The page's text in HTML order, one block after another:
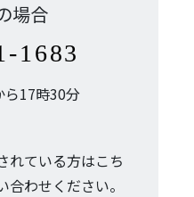
場合
1683
17時30分
れている方はこち
わせください。